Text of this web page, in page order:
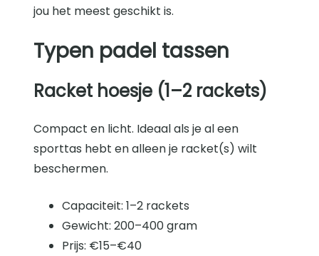
jou het meest geschikt is.
Typen padel tassen
Racket hoesje (1–2 rackets)
Compact en licht. Ideaal als je al een
sporttas hebt en alleen je racket(s) wilt
beschermen.
Capaciteit: 1–2 rackets
Gewicht: 200–400 gram
Prijs: €15–€40